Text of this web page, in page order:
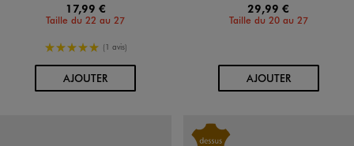
17,99 €
Taille du 22 au 27
5/5 de moyenne
(1 avis)
AJOUTERAU PANIER
29,99 €
Taille du 20 au 27
AJOUTERAU PANIER